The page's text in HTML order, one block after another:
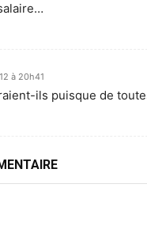
à 20h41
ils puisque de